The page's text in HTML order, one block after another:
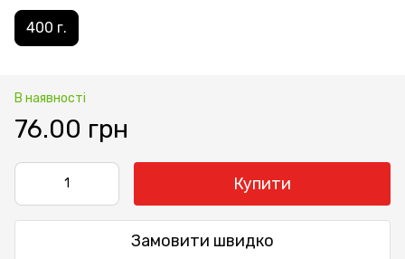
400 г.
В наявності
76.00 грн
Купити
Замовити швидко